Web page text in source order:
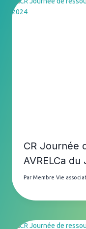
CR Journée
AVRELCa
Par Membre Vie